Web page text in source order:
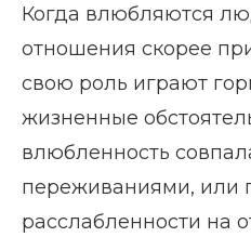
Когда влюбляются
отношения скорее
свою роль играют
жизненные
влюбленность
переживаниями, или
расслабленности на